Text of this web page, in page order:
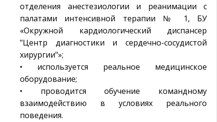
отделения анестезиологии и реанимации с
палатами интенсивной терапии № 1, БУ
«Окружной кардиологический диспансер
"Центр диагностики и сердечно-сосудистой
хирургии"»;
• используется реальное медицинское
оборудование;
• проводится обучение командному
взаимодействию в условиях реального
поведения.